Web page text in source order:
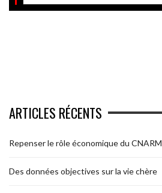
ARTICLES RÉCENTS
Repenser le rôle économique du CNARM
Des données objectives sur la vie chère